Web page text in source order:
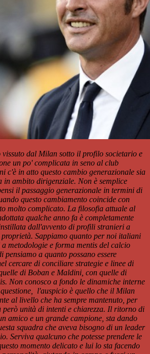
vissuto dal Milan sotto il profilo societario e
un po' complicata in seno al club
c'è in atto questo cambio generazionale sia
ambito dirigenziale. Non è semplice
il passaggio generazionale in termini di
questo cambiamento coincide con
molto complicato. La filosofia attuale al
qualche anno fa è completamente
dall'avvento di profili stranieri a
Sappiamo quanto per noi italiani
metodologie e forma mentis del calcio
pensiamo a quanto possano essere
cercare di conciliare strategie e linee di
di Boban e Maldini, con quelle di
Non conosco a fondo le dinamiche interne
l'auspicio è quello che il Milan
al livello che ha sempre mantenuto, per
unità di intenti e chiarezza. Il ritorno di
amico e un grande campione, sta dando
squadra che aveva bisogno di un leader
Serviva qualcuno che potesse prendere le
momento delicato e lui lo sta facendo